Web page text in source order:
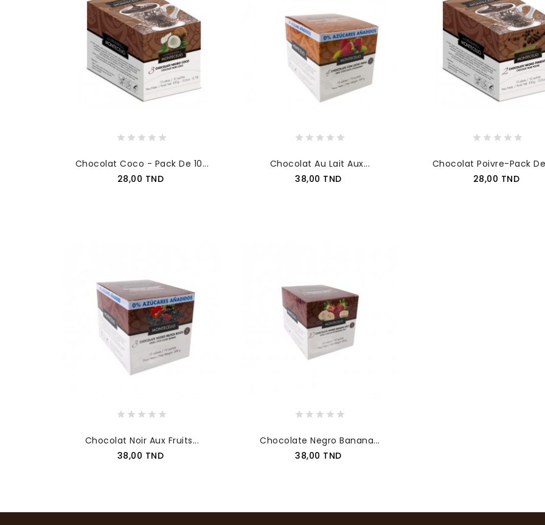
Chocolat Coco - Pack De 10...
Prix
28,00 TND
Chocolat Au Lait Aux...
Prix
38,00 TND
Chocolat Poivre-Pack De
Prix
28,00 TND
Chocolat Noir Aux Fruits...
Prix
38,00 TND
AJOUTER AU PANIER
Chocolate Negro Banana...
Prix
38,00 TND
AJOUTER AU PANIER